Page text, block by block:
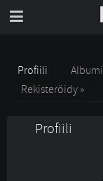
Profiili Albumi
Rekisteröidy »
Profiili